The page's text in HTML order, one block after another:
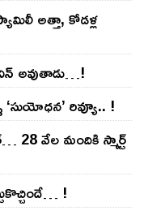
అత్తా, కోడ‌ళ్ల
అవుతాడు…!
రివ్యూ.. !
28 వేల మందికి స్మార్ట్
!